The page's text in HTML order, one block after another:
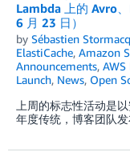
Lambda 上的 Avro
6 月 23 日）
by Sébastien Stormacq
ElastiCache, Amazon
Announcements, AWS
Launch, News, Open
上周的标志性活动是
年度传统，博客团队